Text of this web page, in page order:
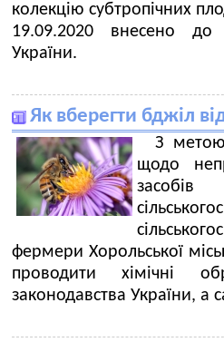
колекцію субтропічних
19.09.2020 внесено до
України.
Як вберегти бджіл
З
щодо
фермери Хорольської
проводити хімічні
законодавства України, а